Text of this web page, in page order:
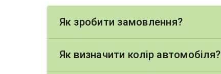
Як зробити замовлення?
Як визначити колір автомобіля?